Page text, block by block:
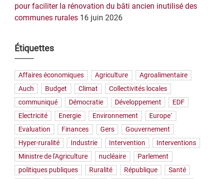
pour faciliter la rénovation du bâti ancien inutilisé des
communes rurales 16 juin 2026
Étiquettes
Affaires économiques Agriculture
Agroalimentaire
Auch
Budget Climat
Collectivités locales
communiqué
Démocratie Développement
EDF
Electricité
Energie Environnement
Europe`
Evaluation
Finances Gers
Gouvernement
Hyper-ruralité
Industrie Intervention
Interventions
Ministre de l'Agriculture
nucléaire
Parlement
politiques publiques
Ruralité République
Santé